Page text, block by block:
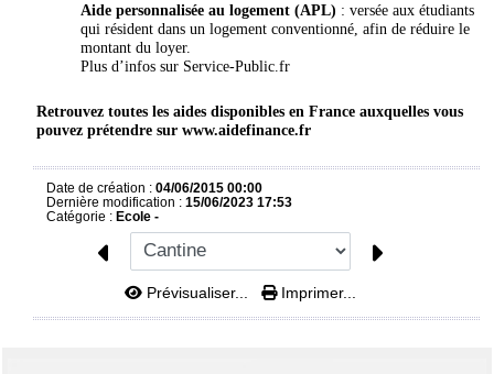
Aide personnalisée au logement (APL) : versée aux étudiants
qui résident dans un logement conventionné, afin de réduire le
montant du loyer.
Plus d’infos sur Service-Public.fr
Retrouvez toutes les aides disponibles en France auxquelles vous
pouvez prétendre sur www.aidefinance.fr
Date de création : 04/06/2015 00:00
Dernière modification : 15/06/2023 17:53
Catégorie : Ecole -
Prévisualiser... Imprimer...